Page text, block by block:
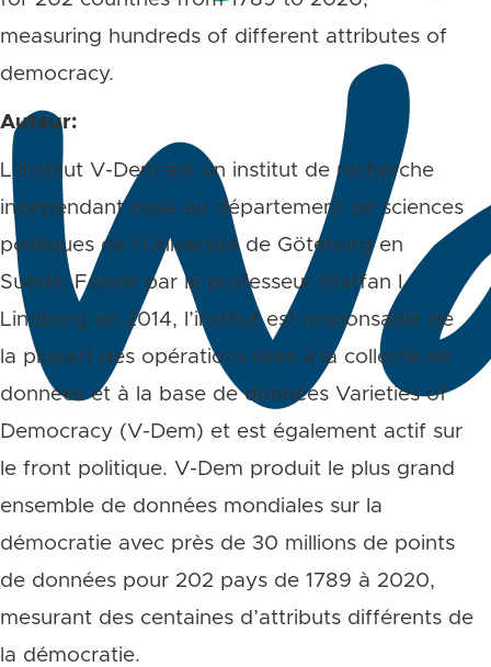
measuring hundreds of different attributes of
democracy.
Auteur:
L’Institut V-Dem est un institut de recherche
indépendant basé au département de sciences
politiques de l’Université de Göteborg en
Suède. Fondé par le professeur Staffan I.
Lindberg en 2014, l’institut est responsable de
la plupart des opérations liées à la collecte de
données et à la base de données Varieties of
Democracy (V-Dem) et est également actif sur
le front politique. V-Dem produit le plus grand
ensemble de données mondiales sur la
démocratie avec près de 30 millions de points
de données pour 202 pays de 1789 à 2020,
mesurant des centaines d’attributs différents de
la démocratie.